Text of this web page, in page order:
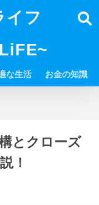
イフ
な生活 お金の知識
とクローズ
！